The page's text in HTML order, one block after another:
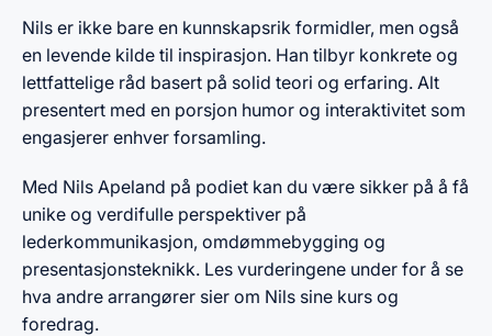
Nils er ikke bare en kunnskapsrik formidler, men også
en levende kilde til inspirasjon. Han tilbyr konkrete og
lettfattelige råd basert på solid teori og erfaring. Alt
presentert med en porsjon humor og interaktivitet som
engasjerer enhver forsamling.
Med Nils Apeland på podiet kan du være sikker på å få
unike og verdifulle perspektiver på
lederkommunikasjon, omdømmebygging og
presentasjonsteknikk. Les vurderingene under for å se
hva andre arrangører sier om Nils sine kurs og
foredrag.